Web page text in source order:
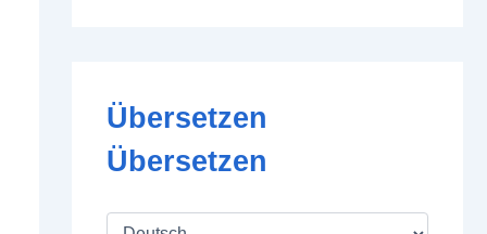
Übersetzen
Übersetzen